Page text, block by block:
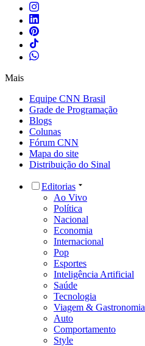
Mais
Equipe CNN Brasil
Grade de Programação
Blogs
Colunas
Fórum CNN
Mapa do site
Distribuição do Sinal
Editorias
Ao Vivo
Política
Nacional
Economia
Internacional
Pop
Esportes
Inteligência Artificial
Saúde
Tecnologia
Viagem & Gastronomia
Auto
Comportamento
Style